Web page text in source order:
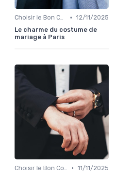
Choisir le Bon Costume • 12/11/2025
Le charme du costume de
mariage à Paris
Choisir le Bon Costume • 11/11/2025